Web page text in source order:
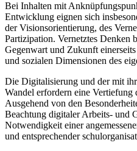
Bei Inhalten mit
Entwicklung eignen sich
der Visionsorientierung, des
Partizipation. Vernetztes Denken
Gegenwart und Zukunft
und sozialen Dimensionen des
Die Digitalisierung und der mit
Wandel erfordern eine
Ausgehend von den
Beachtung digitaler Arbeits- und
Notwendigkeit einer
und entsprechender